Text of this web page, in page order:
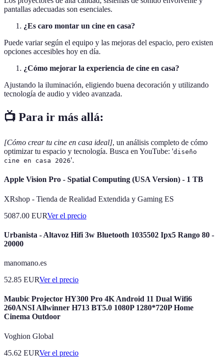
pantallas adecuadas son esenciales.
¿Es caro montar un cine en casa?
Puede variar según el equipo y las mejoras del espacio, pero existen
opciones accesibles hoy en día.
¿Cómo mejorar la experiencia de cine en casa?
Ajustando la iluminación, eligiendo buena decoración y utilizando
tecnología de audio y video avanzada.
📺 Para ir más allá:
[Cómo crear tu cine en casa ideal], un análisis completo de cómo
optimizar tu espacio y tecnología. Busca en YouTube: 'diseño
cine en casa 2026'.
Apple Vision Pro - Spatial Computing (USA Version) - 1 TB
XRshop - Tienda de Realidad Extendida y Gaming ES
5087.00 EURVer el precio
Urbanista - Altavoz Hifi 3w Bluetooth 1035502 Ipx5 Rango 80 -
20000
manomano.es
52.85 EURVer el precio
Maubic Projector HY300 Pro 4K Android 11 Dual Wifi6
260ANSI Allwinner H713 BT5.0 1080P 1280*720P Home
Cinema Outdoor
Voghion Global
45.62 EURVer el precio